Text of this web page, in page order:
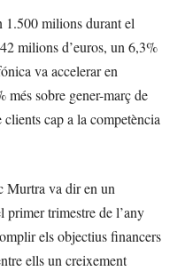
1.500 milions durant el
milions d’euros, un 6,3%
va accelerar en
més sobre gener-març de
cap a la competència
Murtra va dir en un
primer trimestre de l’any
els objectius financers
ells un creixement